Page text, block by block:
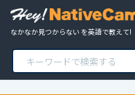
なかなか見つからない を英語で教えて!